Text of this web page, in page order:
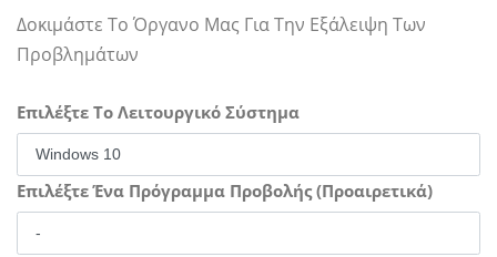
Δοκιμάστε Το Όργανο Μας Για Την Εξάλειψη Των
Προβλημάτων
Επιλέξτε Το Λειτουργικό Σύστημα
Επιλέξτε Ένα Πρόγραμμα Προβολής (Προαιρετικά)